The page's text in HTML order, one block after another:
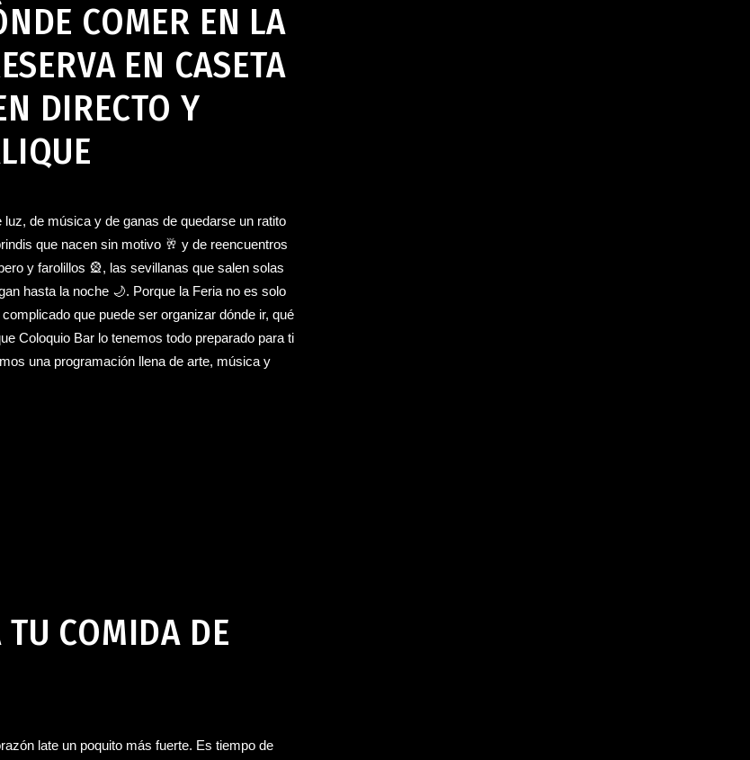
COMER EN LA
EN CASETA
DIRECTO Y
de música y de ganas de quedarse un ratito
que nacen sin motivo 🥂 y de reencuentros
y farolillos 🎡, las sevillanas que salen solas
hasta la noche 🌙. Porque la Feria no es solo
que puede ser organizar dónde ir, qué
Coloquio Bar lo tenemos todo preparado para ti
una programación llena de arte, música y
COMIDA DE
late un poquito más fuerte. Es tiempo de